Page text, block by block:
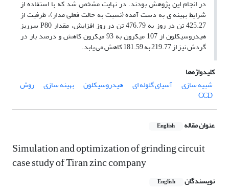
در انجام این پژوهش بودند. در نهایت مشخص شد که با استفاده از
شرایط بهینه ی به دست آمده (نسبت به حالت فعلی مدار)، ظرفیت از
425.27 تن در روز به 476.79 تن در روز افزایش، مقدار P80 سرریز
هیدروسیکلون از 107 میکرون به 93 میکرون کاهش و درصد بار در
گردش نیز از 219.77 به 181.59 کاهش می یابد.
کلیدواژه‌ها
شبیه سازی
آسیای گلوله ای هیدروسیکلون بهینه سازی روش
CCD
عنوان مقاله English
Simulation and optimization of grinding circuit
case study of Tiran zinc company
نویسندگان English